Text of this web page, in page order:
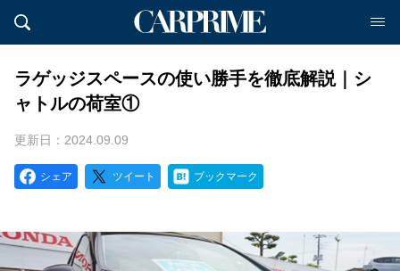
ラゲッジスペースの使い勝手を徹底解説｜シ
ャトルの荷室①
更新日：2024.09.09
シェア ツイート ブックマーク